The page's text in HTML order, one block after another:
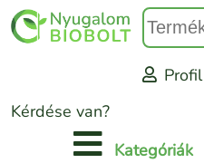
Kérdése van?
Profil
Kategóriák